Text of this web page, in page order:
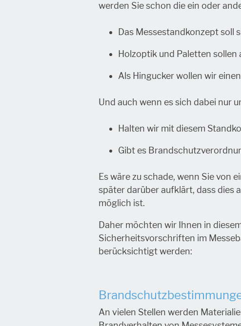
werden Sie schon die ein oder
Das Messestandkonzept soll
Holzoptik und Paletten sollen
Als Hingucker wollen wir
Und auch wenn es sich dabei nur
Halten wir mit diesem
Gibt es
Es wäre zu schade, wenn Sie von
später darüber aufklärt, dass dies
möglich ist.
Daher möchten wir Ihnen in
Sicherheitsvorschriften im
berücksichtigt werden:
An vielen Stellen werden